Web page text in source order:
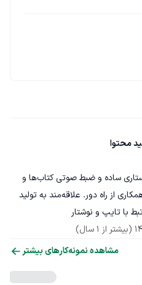
محتوا
انجام پروژه‌های تایپ، ویراستاری ساده و ضبط صوتی کتاب‌ها و
متون به‌صورت فریلنسری و همکاری از راه دور. علاقه‌مند به تولید
با تایپ و نوشتار
(بیشتر از 1 سال)
مشاهده نمونه‌کارهای بیشتر